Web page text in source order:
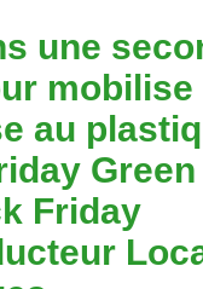
une
au
Friday